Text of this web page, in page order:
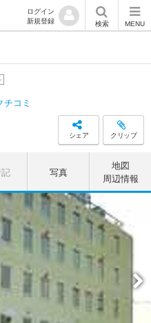
ログイン
新規登録
検索 MENU
チコミ
シェア クリップ
写真
地図
周辺情報